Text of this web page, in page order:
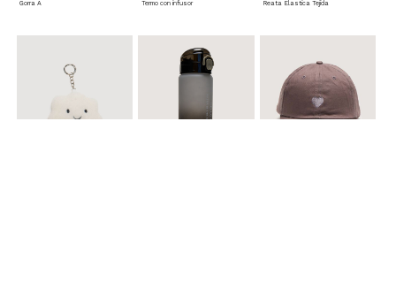
Gorra A Termo con infusor Reata Elastica Tejida